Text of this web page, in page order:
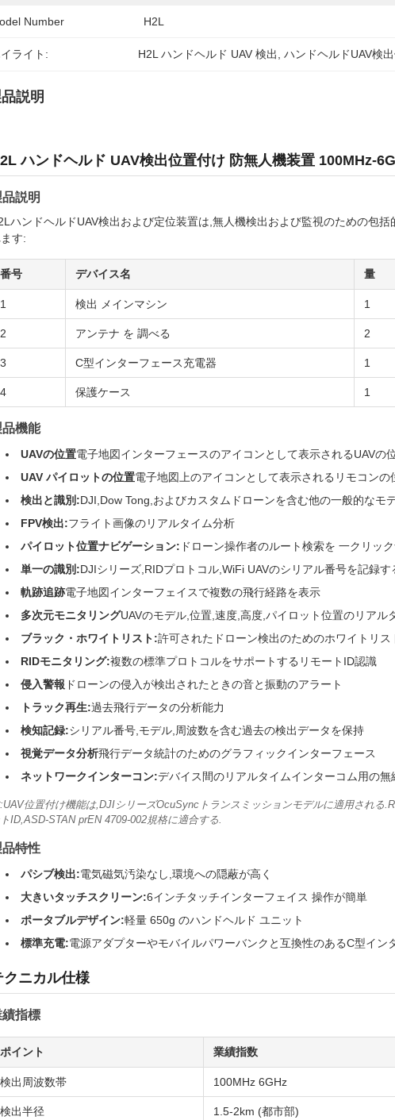
Number H2L
ライト: H2L ハンドヘルド UAV 検出 , ハンドヘルドUAV検
説明
ハンドヘルド UAV検出位置付け 防無人機装置 100MHz-
説明
ハンドヘルドUAV検出および定位装置は,無人機検出および監視のための包
す:
番号 デバイス名 量
1 検出 メインマシン 1
2 アンテナ を 調べる 2
3 C型インターフェース充電器 1
4 保護ケース 1
品機能
UAVの位置電子地図インターフェースのアイコンとして表示されるUAVの
UAV パイロットの位置電子地図上のアイコンとして表示されるリモコンの
検出と識別:DJI,Dow Tong,およびカスタムドローンを含む他の一般的なモ
FPV検出:フライト画像のリアルタイム分析
パイロット位置ナビゲーション: ドローン操作者のルート検索を 一クリッ
単一の識別:DJIシリーズ,RIDプロトコル,WiFi UAVのシリアル番号を記録す
軌跡追跡電子地図インターフェイスで複数の飛行経路を表示
多次元モニタリングUAVのモデル,位置,速度,高度,パイロット位置のリアル
ブラック・ホワイトリスト:許可されたドローン検出のためのホワイトリス
RIDモニタリング:複数の標準プロトコルをサポートするリモートID認識
侵入警報 ドローンの侵入が検出されたときの音と振動のアラート
トラック再生:過去飛行データの分析能力
検知記録:シリアル番号,モデル,周波数を含む過去の検出データを保持
視覚データ分析飛行データ統計のためのグラフィックインターフェース
ネットワークインターコン:デバイス間のリアルタイムインターコム用の
位置付け機能は,DJIシリーズOcuSyncトランスミッションモデルに適用される
ID,ASD-STAN prEN 4709-002規格に適合する.
品特性
パシブ検出:電気磁気汚染なし,環境への隠蔽が高く
大きいタッチスクリーン:6インチタッチインターフェイス 操作が簡単
ポータブルデザイン:軽量 650g のハンドヘルド ユニット
標準充電:電源アダプターやモバイルパワーバンクと互換性のあるC型イン
クニカル仕様
績指標
ポイント 業績指数
検出周波数帯 100MHz 6GHz
検出半径
1.5-2km (都市部)